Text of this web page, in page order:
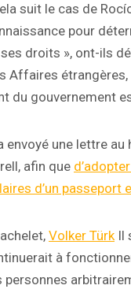
suit le cas de
pour
droits », ont-ils
Affaires
du gouvernement
envoyé une lettre
afin que
d’un passeport
Volker TürkIl
à